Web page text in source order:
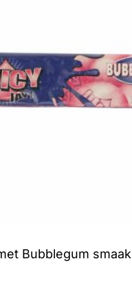
Bubblegum smaak